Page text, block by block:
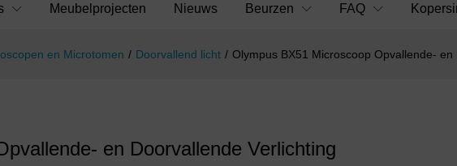
Meubelprojecten Nieuws Beurzen FAQ
en Microtomen / Doorvallend licht / Olympus BX51 Microscoop Opvallende-
en Doorvallende Verlichting